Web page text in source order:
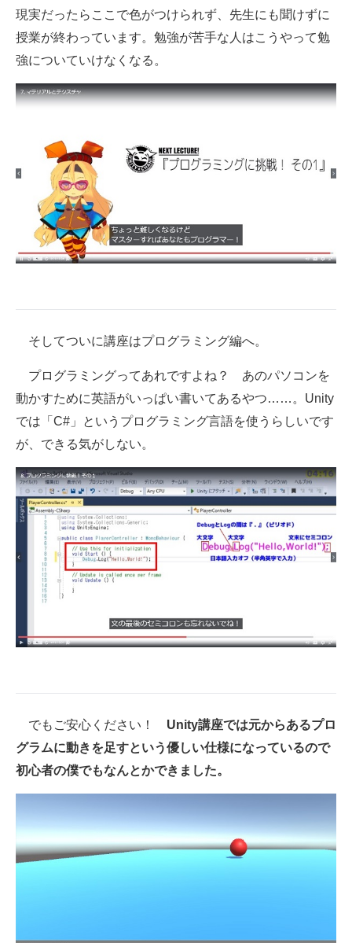
現実だったらここで色がつけられず、先生にも聞けずに
授業が終わっています。勉強が苦手な人はこうやって勉
強についていけなくなる。
そしてついに講座はプログラミング編へ。
プログラミングってあれですよね？ あのパソコンを
動かすために英語がいっぱい書いてあるやつ……。Unity
では「C#」というプログラミング言語を使うらしいです
が、できる気がしない。
でもご安心ください！ Unity講座では元からあるプロ
グラムに動きを足すという優しい仕様になっているので
初心者の僕でもなんとかできました。